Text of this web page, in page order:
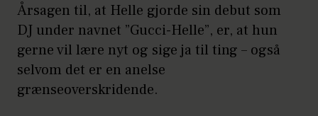
Årsagen til, at Helle gjorde sin debut som
DJ under navnet ”Gucci-Helle”, er, at hun
gerne vil lære nyt og sige ja til ting – også
selvom det er en anelse
grænseoverskridende.